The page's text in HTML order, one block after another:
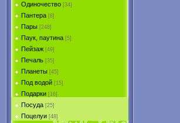
Одиночество [34]
Пантера [8]
Пары [248]
Паук, паутина [5]
Пейзаж [49]
Печаль [35]
Планеты [45]
Под водой [15]
Подарки [16]
Посуда [25]
Поцелуи [48]